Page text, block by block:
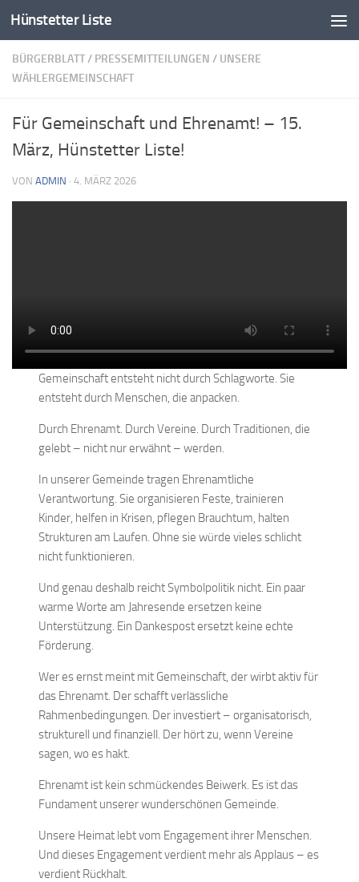
Zum Inhalt springen
Hünstetter Liste
BÜRGERBLATT/ PRESSEMITTEILUNGEN / UNSERE
WÄHLERGEMEINSCHAFT
Für Gemeinschaft und Ehrenamt! – 15.
März, Hünstetter Liste!
VON ADMIN · 4. MÄRZ 2026
Gemeinschaft entsteht nicht durch Schlagworte. Sie
entsteht durch Menschen, die anpacken.
Durch Ehrenamt. Durch Vereine. Durch Traditionen, die
gelebt – nicht nur erwähnt – werden.
In unserer Gemeinde tragen Ehrenamtliche
Verantwortung. Sie organisieren Feste, trainieren
Kinder, helfen in Krisen, pflegen Brauchtum, halten
Strukturen am Laufen. Ohne sie würde vieles schlicht
nicht funktionieren.
Und genau deshalb reicht Symbolpolitik nicht. Ein paar
warme Worte am Jahresende ersetzen keine
Unterstützung. Ein Dankespost ersetzt keine echte
Förderung.
Wer es ernst meint mit Gemeinschaft, der wirbt aktiv für
das Ehrenamt. Der schafft verlässliche
Rahmenbedingungen. Der investiert – organisatorisch,
strukturell und finanziell. Der hört zu, wenn Vereine
sagen, wo es hakt.
Ehrenamt ist kein schmückendes Beiwerk. Es ist das
Fundament unserer wunderschönen Gemeinde.
Unsere Heimat lebt vom Engagement ihrer Menschen.
Und dieses Engagement verdient mehr als Applaus – es
verdient Rückhalt.